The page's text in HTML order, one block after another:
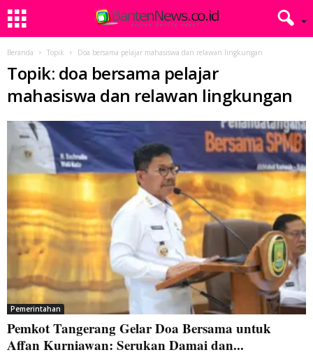
Beranda Topik Doa bersama pelajar mahasiswa dan relawan lingkungan
Topik: doa bersama pelajar
mahasiswa dan relawan lingkungan
Pemerintahan
Pemkot Tangerang Gelar Doa Bersama untuk
Affan Kurniawan: Serukan Damai dan...